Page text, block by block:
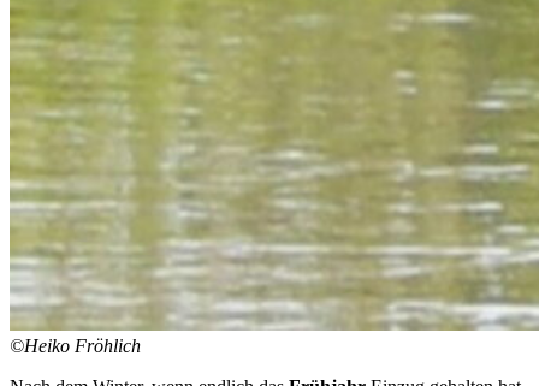
©Heiko Fröhlich